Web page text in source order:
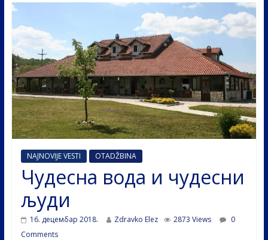
NAJNOVIJE VESTI OTADŽBINA
Чудесна вода и чудесни
људи
16. децембар 2018. Zdravko Elez 2873 Views
0
Comments